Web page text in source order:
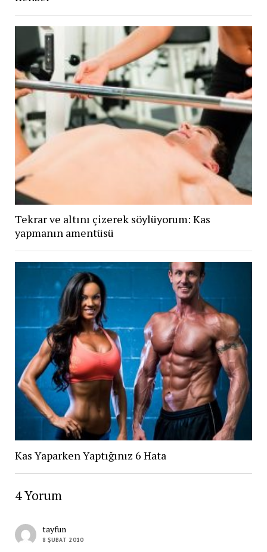
Tekrar ve altını çizerek söylüyorum: Kas
yapmanın amentüsü
Kas Yaparken Yaptığınız 6 Hata
4 Yorum
tayfun
8 ŞUBAT 2010